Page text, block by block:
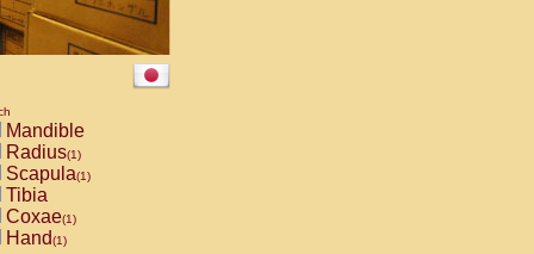
Mandible
Radius(1)
Scapula(1)
Tibia
Coxae(1)
Hand(1)